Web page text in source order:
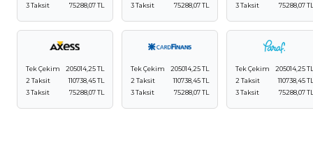
3 Taksit
75288,07 TL
3 Taksit
75288,07 TL
3 Taksit
75288,07 TL
Tek Çekim
205014,25 TL
2 Taksit
110738,45 TL
3 Taksit
75288,07 TL
Tek Çekim
205014,25 TL
2 Taksit
110738,45 TL
3 Taksit
75288,07 TL
Tek Çekim
205014,25 TL
2 Taksit
110738,45 TL
3 Taksit
75288,07 TL